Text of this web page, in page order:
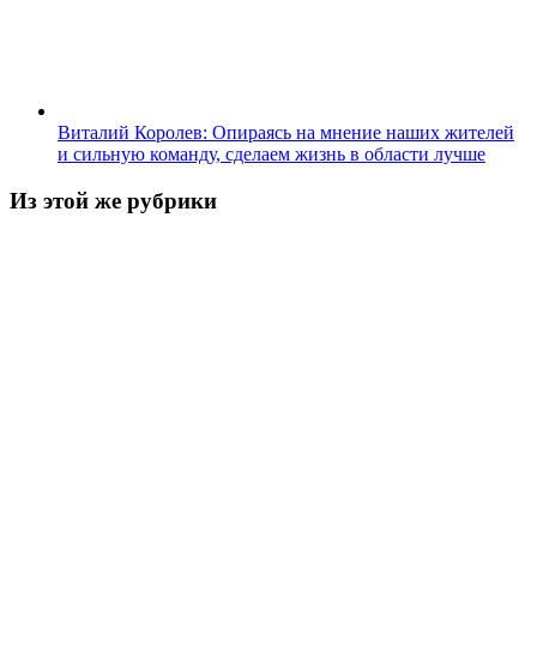
Виталий Королев: Опираясь на мнение наших жителей
и сильную команду, сделаем жизнь в области лучше
Из этой же рубрики